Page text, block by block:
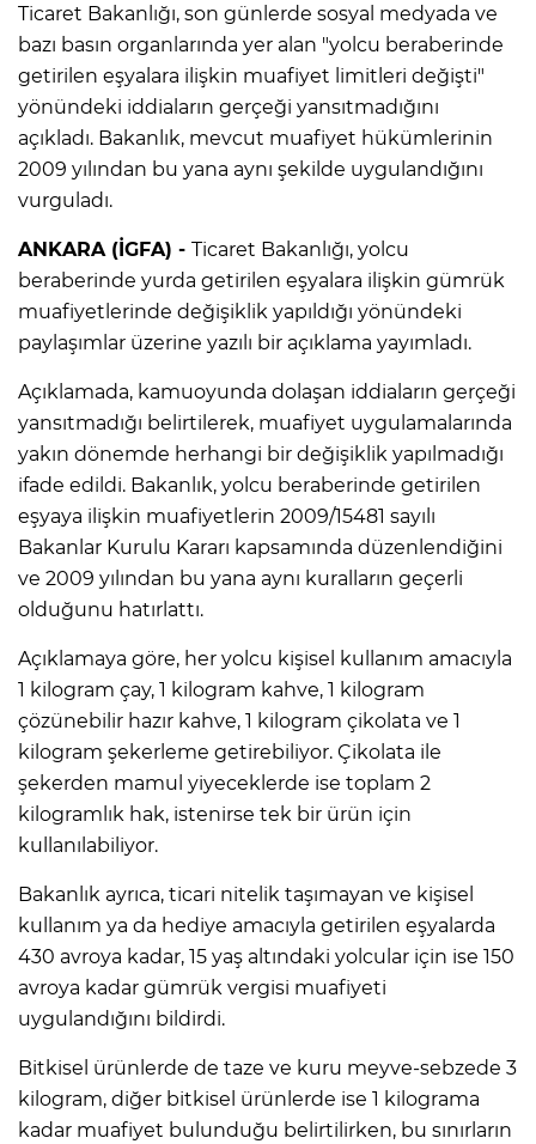
Ticaret Bakanlığı, son günlerde sosyal medyada ve
bazı basın organlarında yer alan "yolcu beraberinde
getirilen eşyalara ilişkin muafiyet limitleri değişti"
yönündeki iddiaların gerçeği yansıtmadığını
açıkladı. Bakanlık, mevcut muafiyet hükümlerinin
2009 yılından bu yana aynı şekilde uygulandığını
vurguladı.
ANKARA (İGFA) - Ticaret Bakanlığı, yolcu
beraberinde yurda getirilen eşyalara ilişkin gümrük
muafiyetlerinde değişiklik yapıldığı yönündeki
paylaşımlar üzerine yazılı bir açıklama yayımladı.
Açıklamada, kamuoyunda dolaşan iddiaların gerçeği
yansıtmadığı belirtilerek, muafiyet uygulamalarında
yakın dönemde herhangi bir değişiklik yapılmadığı
ifade edildi. Bakanlık, yolcu beraberinde getirilen
eşyaya ilişkin muafiyetlerin 2009/15481 sayılı
Bakanlar Kurulu Kararı kapsamında düzenlendiğini
ve 2009 yılından bu yana aynı kuralların geçerli
olduğunu hatırlattı.
Açıklamaya göre, her yolcu kişisel kullanım amacıyla
1 kilogram çay, 1 kilogram kahve, 1 kilogram
çözünebilir hazır kahve, 1 kilogram çikolata ve 1
kilogram şekerleme getirebiliyor. Çikolata ile
şekerden mamul yiyeceklerde ise toplam 2
kilogramlık hak, istenirse tek bir ürün için
kullanılabiliyor.
Bakanlık ayrıca, ticari nitelik taşımayan ve kişisel
kullanım ya da hediye amacıyla getirilen eşyalarda
430 avroya kadar, 15 yaş altındaki yolcular için ise 150
avroya kadar gümrük vergisi muafiyeti
uygulandığını bildirdi.
Bitkisel ürünlerde de taze ve kuru meyve-sebzede 3
kilogram, diğer bitkisel ürünlerde ise 1 kilograma
kadar muafiyet bulunduğu belirtilirken, bu sınırların